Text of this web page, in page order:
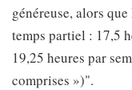
généreuse, alors
temps partiel : 17,5
19,25 heures par
comprises »)".